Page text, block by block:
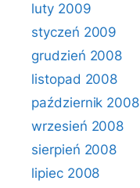
luty 2009
styczeń 2009
grudzień 2008
listopad 2008
październik 2008
wrzesień 2008
sierpień 2008
lipiec 2008